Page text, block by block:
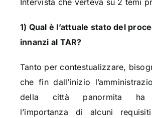
1) Qual è l’attuale stato del
innanzi al TAR?
Tanto per contestualizzare,
che fin dall’inizio
della città panormita ha
l’importanza di alcuni